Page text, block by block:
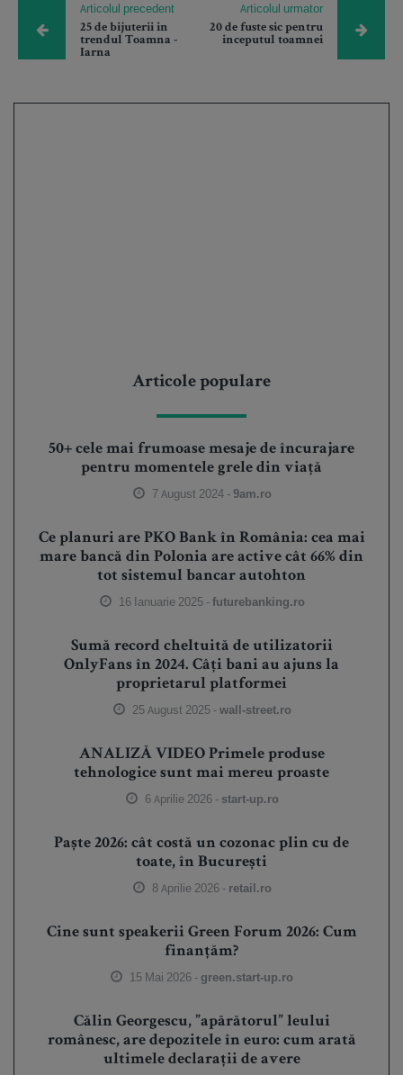
Articolul precedent
25 de bijuterii in
trendul Toamna -
Iarna
Articolul urmator
20 de fuste sic pentru
inceputul toamnei
Articole populare
50+ cele mai frumoase mesaje de încurajare
pentru momentele grele din viață
7 August 2024 -9am.ro
Ce planuri are PKO Bank în România: cea mai
mare bancă din Polonia are active cât 66% din
tot sistemul bancar autohton
16 Ianuarie 2025 -futurebanking.ro
Sumă record cheltuită de utilizatorii
OnlyFans în 2024. Câți bani au ajuns la
proprietarul platformei
25 August 2025 -wall-street.ro
ANALIZĂ VIDEO Primele produse
tehnologice sunt mai mereu proaste
6 Aprilie 2026 - start-up.ro
Paște 2026: cât costă un cozonac plin cu de
toate, în București
8 Aprilie 2026 - retail.ro
Cine sunt speakerii Green Forum 2026: Cum
finanțăm?
15 Mai 2026 - green.start-up.ro
Călin Georgescu, ”apărătorul” leului
românesc, are depozitele în euro: cum arată
ultimele declarații de avere